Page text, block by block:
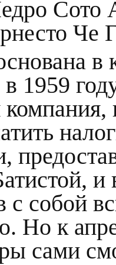
Сото
Че
в
1959
компания,
и
с собой
Но к
сами